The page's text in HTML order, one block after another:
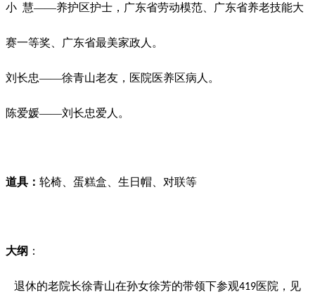
小 慧——养护区护士，广东省劳动模范、广东省养老技能大
赛一等奖、广东省最美家政人。
刘长忠——徐青山老友，医院医养区病人。
陈爱媛——刘长忠爱人。
道具： 轮椅、蛋糕盒、生日帽、对联等
大纲 ：
退休的老院长徐青山在孙女徐芳的带领下参观419医院，见